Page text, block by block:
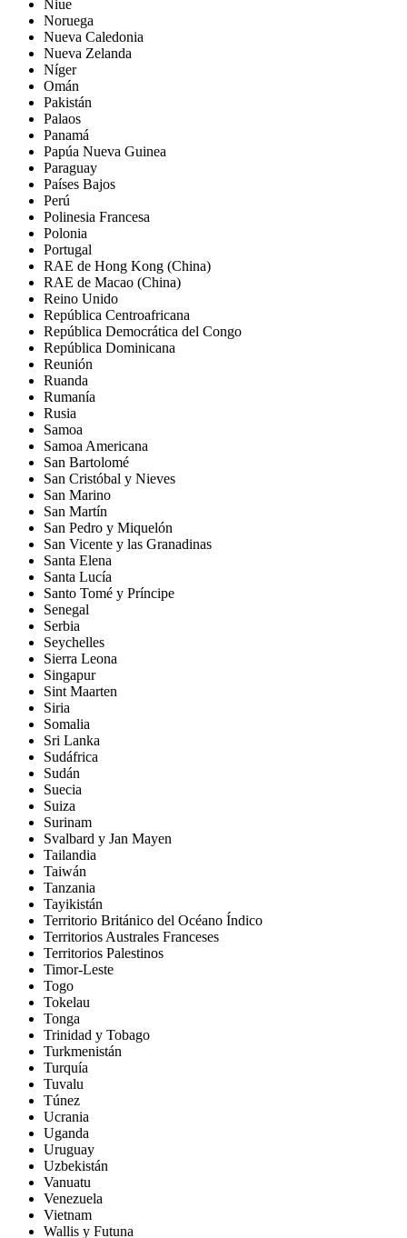
Niue
Noruega
Nueva Caledonia
Nueva Zelanda
Níger
Omán
Pakistán
Palaos
Panamá
Papúa Nueva Guinea
Paraguay
Países Bajos
Perú
Polinesia Francesa
Polonia
Portugal
RAE de Hong Kong (China)
RAE de Macao (China)
Reino Unido
República Centroafricana
República Democrática del Congo
República Dominicana
Reunión
Ruanda
Rumanía
Rusia
Samoa
Samoa Americana
San Bartolomé
San Cristóbal y Nieves
San Marino
San Martín
San Pedro y Miquelón
San Vicente y las Granadinas
Santa Elena
Santa Lucía
Santo Tomé y Príncipe
Senegal
Serbia
Seychelles
Sierra Leona
Singapur
Sint Maarten
Siria
Somalia
Sri Lanka
Sudáfrica
Sudán
Suecia
Suiza
Surinam
Svalbard y Jan Mayen
Tailandia
Taiwán
Tanzania
Tayikistán
Territorio Británico del Océano Índico
Territorios Australes Franceses
Territorios Palestinos
Timor-Leste
Togo
Tokelau
Tonga
Trinidad y Tobago
Turkmenistán
Turquía
Tuvalu
Túnez
Ucrania
Uganda
Uruguay
Uzbekistán
Vanuatu
Venezuela
Vietnam
Wallis y Futuna